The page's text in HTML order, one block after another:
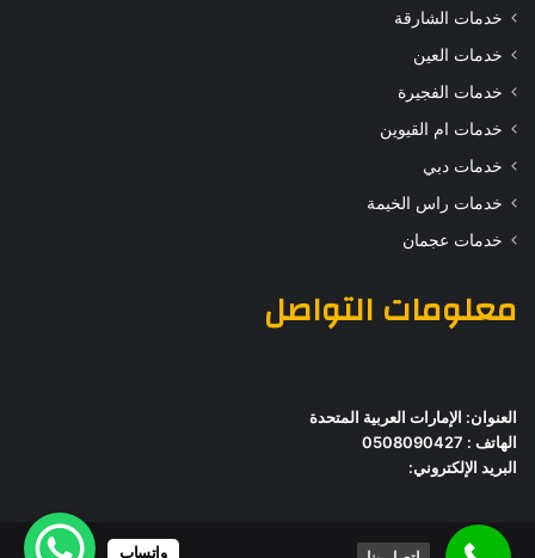
خدمات الشارقة
خدمات العين
خدمات الفجيرة
خدمات ام القيوين
خدمات دبي
خدمات راس الخيمة
خدمات عجمان
معلومات التواصل
العنوان: الإمارات العربية المتحدة
الهاتف : 0508090427
البريد الإلكتروني:
واتساب